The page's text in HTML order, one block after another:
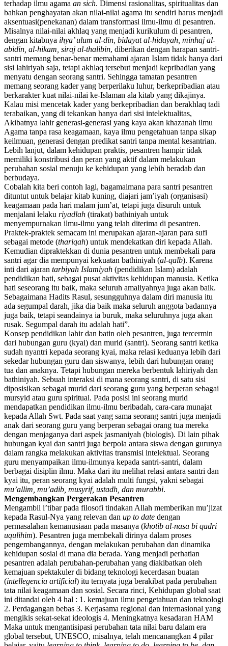
terhadap ilmu agama an sich. Dimensi rasionalitas, spiritualitas dan
bahkan penghayatan akan nilai-nilai agama itu sendiri harus menjadi
aksentuasi(penekanan) dalam transformasi ilmu-ilmu di pesantren.
Misalnya nilai-nilai akhlaq yang menjadi kurikulum di pesantren,
dengan kitabnya ihya’ ulum al-din, bidayat al-hidayah, minhaj al-
abidin, al-hikam, siraj al-thalibin, diberikan dengan harapan santri-
santri memang benar-benar memahami ajaran Islam tidak hanya dari
sisi lahiriyah saja, tetapi akhlaq tersebut menjadi kepribadian yang
menyatu dengan seorang santri. Sehingga tamatan pesantren
memang seorang kader yang berperilaku luhur, berkepribadian atau
berkarakter kuat nilai-nilai ke-Islaman ala kitab yang dikajinya.
Kalau misi mencetak kader yang berkepribadian dan berakhlaq tadi
terabaikan, yang di tekankan hanya dari sisi intelektualitas,
Akibatnya lahir generasi-generasi yang kaya akan khazanah ilmu
Agama tanpa rasa keagamaan, kaya ilmu pengetahuan tanpa sikap
keilmuan, generasi dengan predikat santri tanpa mental kesantrian.
Lebih lanjut, dalam kehidupan praktis, pesantren hampir tidak
memiliki konstribusi dan peran yang aktif dalam melakukan
perubahan sosial menuju ke kehidupan yang lebih beradab dan
berbudaya.
Cobalah kita beri contoh lagi, bagamaimana para santri pesantren
dituntut untuk belajar kitab kuning, diajari jam’iyah (organisasi)
keagamaan pada hari malam jum’at, tetapi juga disuruh untuk
menjalani lelaku riyadlah (tirakat) bathiniyah untuk
menyempurnakan ilmu-ilmu yang telah diterima di pesantren.
Praktek-praktek semacam ini merupakan ajaran-ajaran para sufi
sebagai metode (thariqah) untuk mendekatkan diri kepada Allah.
Kemudian dipraktekkan di dunia pesantren untuk membekali para
santri agar dia mempunyai kekuatan bathiniyah (al-qalb). Karena
inti dari ajaran tarbiyah Islamiyah (pendidikan Islam) adalah
pendidikan hati, sebagai pusat aktivitas kehidupan manusia. Ketika
hati seseorang itu baik, maka seluruh amaliyahnya juga akan baik.
Sebagaimana Hadits Rasul, sesungguhnya dalam diri manusia itu
ada segumpal darah, jika dia baik maka seluruh anggota badannya
juga baik, tetapi seandainya ia buruk, maka seluruhnya juga akan
rusak. Segumpal darah itu adalah hati”.
Konsep pendidikan lahir dan batin oleh pesantren, juga tercermin
dari hubungan guru (kyai) dan murid (santri). Seorang santri ketika
sudah nyantri kepada seorang kyai, maka relasi keduanya lebih dari
sekedar hubungan guru dan siswanya, lebih dari hubungan orang
tua dan anaknya. Tetapi hubungan mereka berbentuk lahiriyah dan
bathiniyah. Sebuah interaksi di mana seorang santri, di satu sisi
diposisikan sebagai murid dari seorang guru yang berperan sebagai
mursyid atau guru spiritual. Pada posisi ini seorang murid
mendapatkan pendidikan ilmu-ilmu beribadah, cara-cara munajat
kepada Allah Swt. Pada saat yang sama seorang santri juga menjadi
anak dari seorang guru yang berperan sebagai orang tua mereka
dengan menjaganya dari aspek jasmaniyah (biologis). Di lain pihak
hubungan kyai dan santri juga berpola antara siswa dengan gurunya
dalam rangka melakukan aktivitas transmisi intelektual. Seorang
guru menyampaikan ilmu-ilmunya kepada santri-santri, dalam
berbagai disiplin ilmu. Maka dari itu melihat relasi antara santri dan
kyai itu, peran seorang kyai adalah multi fungsi, yakni sebagai
mu’allim, mu’adib, musyrif, ustadh, dan murabbi.
Mengembangkan Pergerakan Pesantren
Mengambil i’tibar pada filosofi tindakan Allah memberikan mu’jizat
kepada Rasul-Nya yang relevan dan up to date dengan
permasalahan kemanusiaan pada masanya (khotib al-nasa bi qadri
uqulihim). Pesantren juga membekali dirinya dalam proses
pengembangannya, dengan melakukan perubahan dan dinamika
kehidupan sosial di mana dia berada. Yang menjadi perhatian
pesantren adalah perubahan-perubahan yang diakibatkan oleh
kemajuan spektakuler di bidang teknologi kecerdasan buatan
(intellegencia artificial) itu ternyata juga berakibat pada perubahan
tata nilai keagamaan dan sosial. Secara rinci, Kehidupan global saat
ini ditandai oleh 4 hal : 1. kemajuan ilmu pengetahuan dan teknologi
2. Perdagangan bebas 3. Kerjasama regional dan internasional yang
mengikis sekat-sekat ideologis 4. Meningkatnya kesadaran HAM
Maka untuk mengantisipasi perubahan tata nilai baru dalam era
global tersebut, UNESCO, misalnya, telah mencanangkan 4 pilar